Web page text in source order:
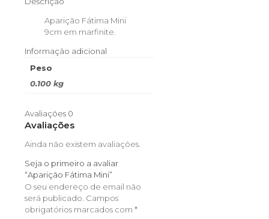
Aparição Fátima Mini
9cm em marfinite.
Informação adicional
Peso
0.100 kg
Avaliações 0
Avaliações
Ainda não existem avaliações.
Seja o primeiro a avaliar
“Aparição Fátima Mini”
O seu endereço de email não
será publicado. Campos
obrigatórios marcados com *